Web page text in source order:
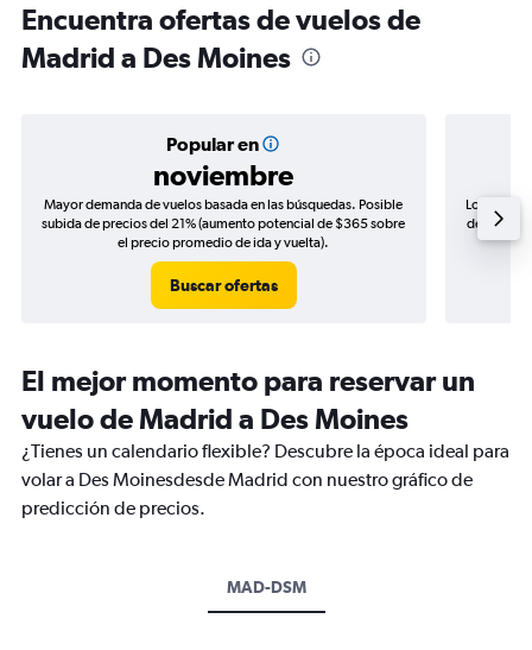
Encuentra ofertas de vuelos de
Madrid a Des Moines
Popular en
noviembre
Mayor demanda de vuelos basada en las búsquedas. Posible
subida de precios del 21% (aumento potencial de $365 sobre
el precio promedio de ida y vuelta).
Buscar ofertas
Los
de precios
El mejor momento para reservar un
vuelo de Madrid a Des Moines
¿Tienes un calendario flexible? Descubre la época ideal para
volar a Des Moinesdesde Madrid con nuestro gráfico de
predicción de precios.
MAD-DSM